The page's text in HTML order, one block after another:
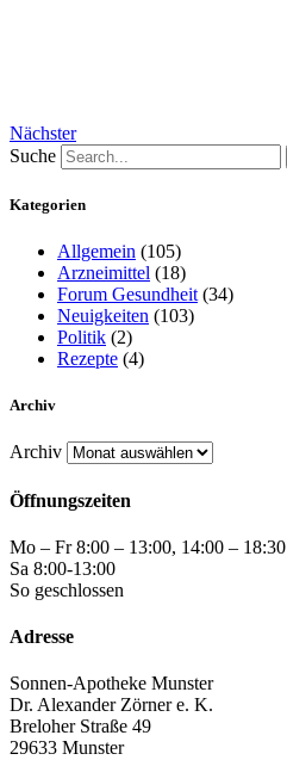
Nächster
Suche
Kategorien
Allgemein (105)
Arzneimittel (18)
Forum Gesundheit (34)
Neuigkeiten (103)
Politik (2)
Rezepte (4)
Archiv
Archiv
Öffnungszeiten
Mo – Fr 8:00 – 13:00, 14:00 – 18:30
Sa 8:00-13:00
So geschlossen
Adresse
Sonnen-Apotheke Munster
Dr. Alexander Zörner e. K.
Breloher Straße 49
29633 Munster